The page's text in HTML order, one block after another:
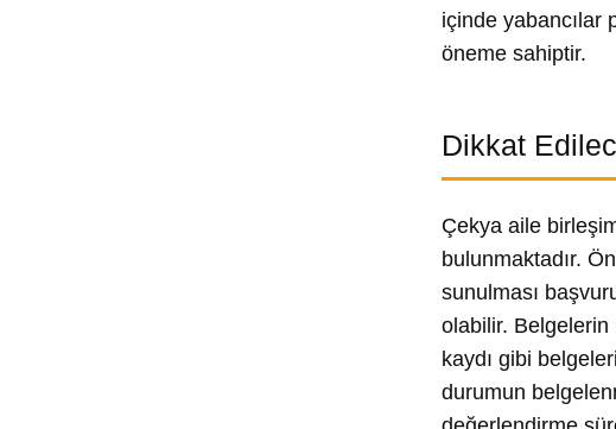
içinde yabancılar
öneme sahiptir.
Dikkat
Çekya aile
bulunmaktadır.
sunulması
olabilir. Belgelerin
kaydı gibi
durumun